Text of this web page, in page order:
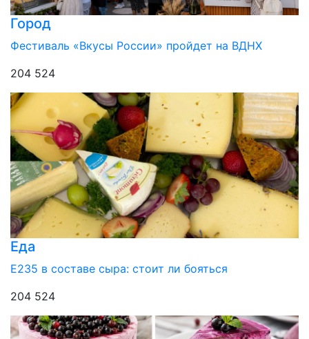
Город
Фестиваль «Вкусы России» пройдет на ВДНХ
204 524
Еда
Е235 в составе сыра: стоит ли бояться
204 524